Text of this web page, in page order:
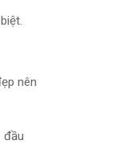
nên
đầu